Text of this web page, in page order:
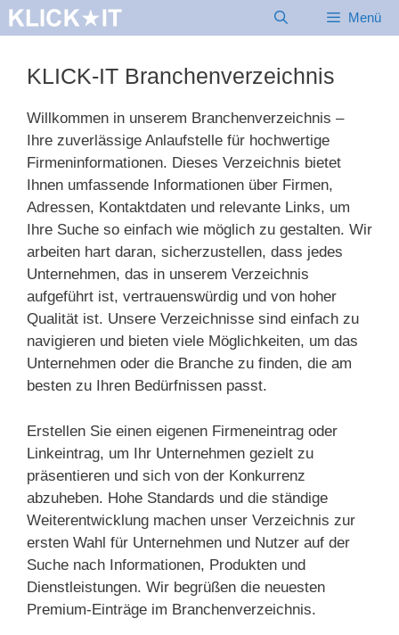
Zum
Inhalt
Menü
KLICK-IT Branchenverzeichnis
Willkommen in unserem Branchenverzeichnis –
Ihre zuverlässige Anlaufstelle für hochwertige
Firmeninformationen. Dieses Verzeichnis bietet
Ihnen umfassende Informationen über Firmen,
Adressen, Kontaktdaten und relevante Links, um
Ihre Suche so einfach wie möglich zu gestalten. Wir
arbeiten hart daran, sicherzustellen, dass jedes
Unternehmen, das in unserem Verzeichnis
aufgeführt ist, vertrauenswürdig und von hoher
Qualität ist. Unsere Verzeichnisse sind einfach zu
navigieren und bieten viele Möglichkeiten, um das
Unternehmen oder die Branche zu finden, die am
besten zu Ihren Bedürfnissen passt.
Erstellen Sie einen eigenen Firmeneintrag oder
Linkeintrag, um Ihr Unternehmen gezielt zu
präsentieren und sich von der Konkurrenz
abzuheben. Hohe Standards und die ständige
Weiterentwicklung machen unser Verzeichnis zur
ersten Wahl für Unternehmen und Nutzer auf der
Suche nach Informationen, Produkten und
Dienstleistungen. Wir begrüßen die neuesten
Premium-Einträge im Branchenverzeichnis.